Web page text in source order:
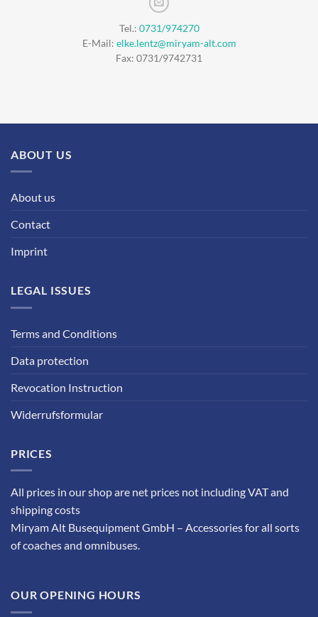
Tel.: 0731/974270
E-Mail: elke.lentz@miryam-alt.com
Fax: 0731/9742731
ABOUT US
About us
Contact
Imprint
LEGAL ISSUES
Terms and Conditions
Data protection
Revocation Instruction
Widerrufsformular
PRICES
All prices in our shop are net prices not including VAT and
shipping costs
Miryam Alt Busequipment GmbH – Accessories for all sorts
of coaches and omnibuses.
OUR OPENING HOURS